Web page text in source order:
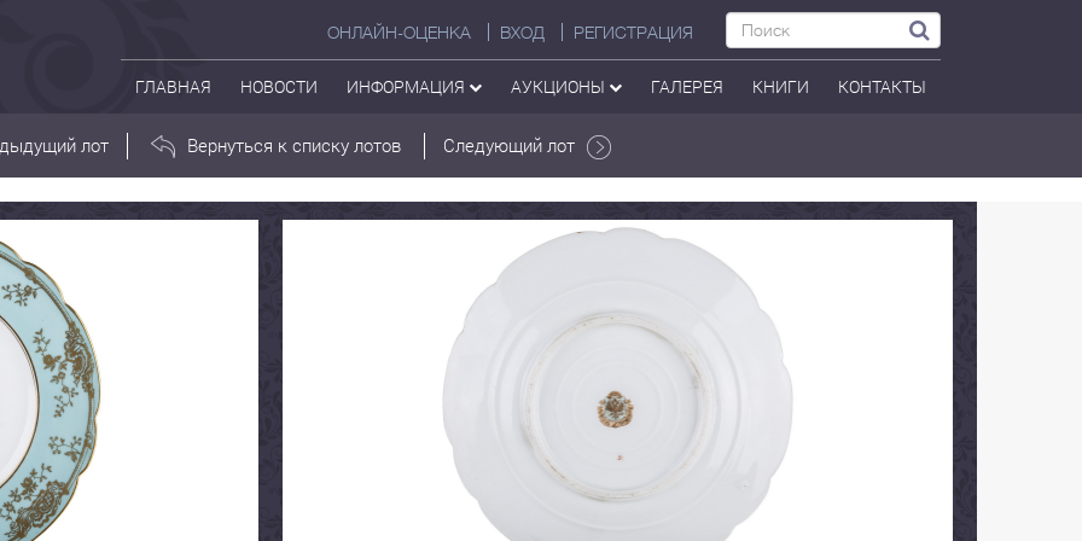
ОНЛАЙН-ОЦЕНКА ВХОД РЕГИСТРАЦИЯ
ГЛАВНАЯ НОВОСТИ ИНФОРМАЦИЯ АУКЦИОНЫ ГАЛЕРЕЯ КНИГИ КОНТАКТЫ
лот Вернуться к списку лотов Следующий лот